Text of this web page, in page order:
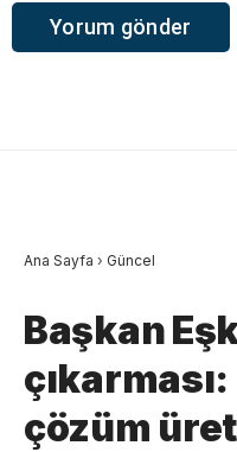
Ana Sayfa › Güncel
Başkan
çözüm